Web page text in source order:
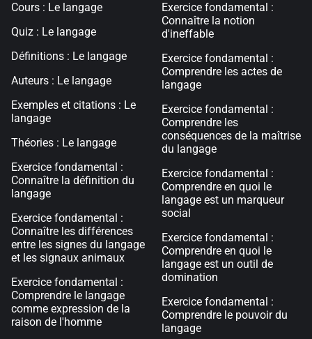
Cours : Le langage
Quiz : Le langage
Définitions : Le langage
Auteurs : Le langage
Exemples et citations : Le
langage
Théories : Le langage
Exercice fondamental :
Connaître la définition du
langage
Exercice fondamental :
Connaître les différences
entre les signes du langage
et les signaux animaux
Exercice fondamental :
Comprendre le langage
comme expression de la
raison de l'homme
Exercice fondamental :
Connaître la notion
d'ineffable
Exercice fondamental :
Comprendre les actes de
langage
Exercice fondamental :
Comprendre les
conséquences de la maîtrise
du langage
Exercice fondamental :
Comprendre en quoi le
langage est un marqueur
social
Exercice fondamental :
Comprendre en quoi le
langage est un outil de
domination
Exercice fondamental :
Comprendre le pouvoir du
langage